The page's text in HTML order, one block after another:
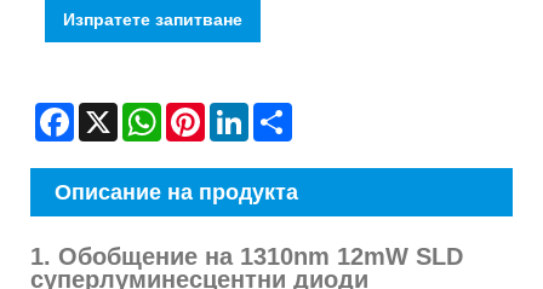
Изпратете запитване
Facebook
X WhatsAppPinterestLinkedIn
Описание на продукта
1. Обобщение на 1310nm 12mW SLD
суперлуминесцентни диоди